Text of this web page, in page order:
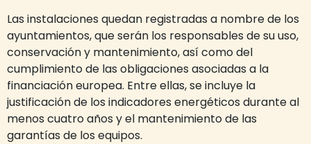
Las instalaciones quedan registradas a nombre de los
ayuntamientos, que serán los responsables de su uso,
conservación y mantenimiento, así como del
cumplimiento de las obligaciones asociadas a la
financiación europea. Entre ellas, se incluye la
justificación de los indicadores energéticos durante al
menos cuatro años y el mantenimiento de las
garantías de los equipos.